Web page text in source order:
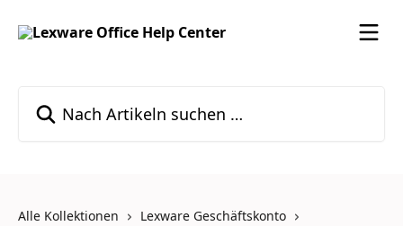
Alle Kollektionen
Lexware Geschäftskonto